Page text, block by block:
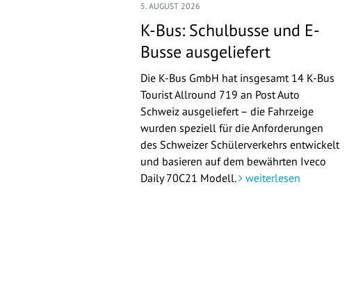
5. AUGUST 2026
K-Bus: Schulbusse und E-
Busse ausgeliefert
Die K-Bus GmbH hat insgesamt 14 K-Bus
Tourist Allround 719 an Post Auto
Schweiz ausgeliefert – die Fahrzeige
wurden speziell für die Anforderungen
des Schweizer Schülerverkehrs entwickelt
und basieren auf dem bewährten Iveco
Daily 70C21 Modell.
weiterlesen